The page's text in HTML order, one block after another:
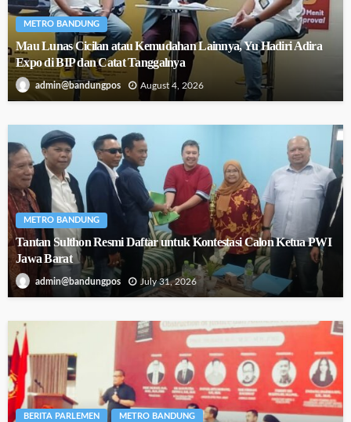
METRO BANDUNG
Mau Lunas Cicilan atau Kemudahan Lainnya, Yu Hadiri Adira
Expo di BIP dan Catat Tanggalnya
admin@bandungpos August 4, 2026
METRO BANDUNG
Tantan Sulthon Resmi Daftar untuk Kontestasi Calon Ketua PWI
Jawa Barat
admin@bandungpos July 31, 2026
BERITA PARLEMEN METRO BANDUNG